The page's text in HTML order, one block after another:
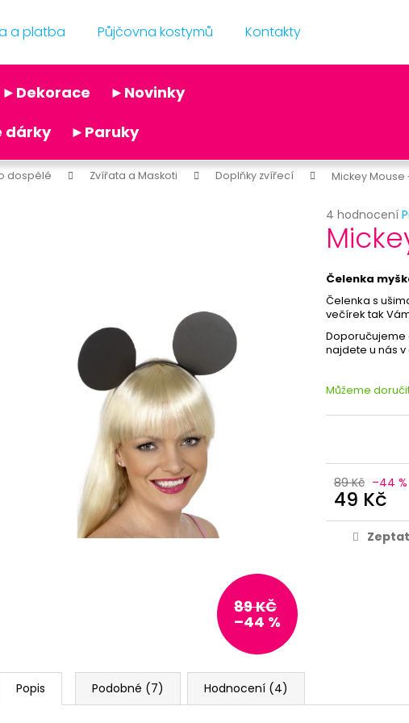
a platba Půjčovna kostymů Kontakty
►Dekorace
►Novinky
dárky ►Paruky
dospělé Zvířata a Maskoti Doplňky zvířecí Mickey Mouse
Průměrné
hodnocení
produktu
5,0
z
5
hvězdiček.
4 hodnocení
Čelenka
Čelenka s
večírek tak
Doporučujeme
najdete u nás
Můžeme
89 Kč –44 %
49 Kč
89 KČ
–44 %
Popis Podobné (7) Hodnocení (4)
Co potřebujete najít?
Doporučujeme
SKLENĚNÁ LAHVIČKA S
12 Kč